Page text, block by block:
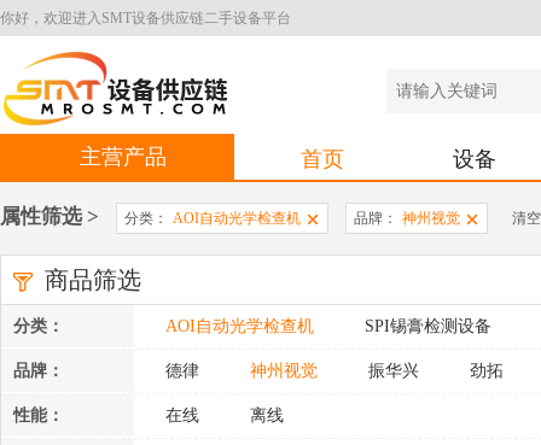
你好，欢迎进入SMT设备供应链二手设备平台
主营产品 首页 设备
属性筛选 > 分类： AOI自动光学检查机 品牌： 神州视觉 清
商品筛选
分类： AOI自动光学检查机 SPI锡膏检测设备
周边设备
品牌： 德律 神州视觉 振华兴 劲拓
性能： 在线 离线